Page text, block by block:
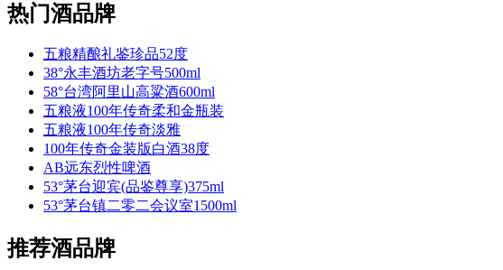
热门酒品牌
五粮精酿礼鉴珍品52度
38°永丰酒坊老字号500ml
58°台湾阿里山高粱酒600ml
五粮液100年传奇柔和金瓶装
五粮液100年传奇淡雅
100年传奇金装版白酒38度
AB远东烈性啤酒
53°茅台迎宾(品鉴尊享)375ml
53°茅台镇二零二会议室1500ml
推荐酒品牌